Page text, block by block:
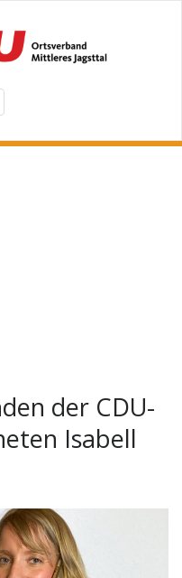
der CDU-
Isabell